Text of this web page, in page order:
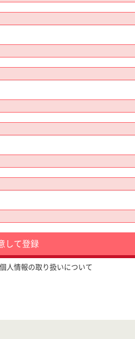
して登録
人情報の取り扱いについて